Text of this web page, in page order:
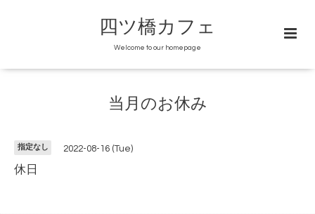
四ツ橋カフェ
Welcome to our homepage
当月のお休み
指定なし 2022-08-16 (Tue)
休日